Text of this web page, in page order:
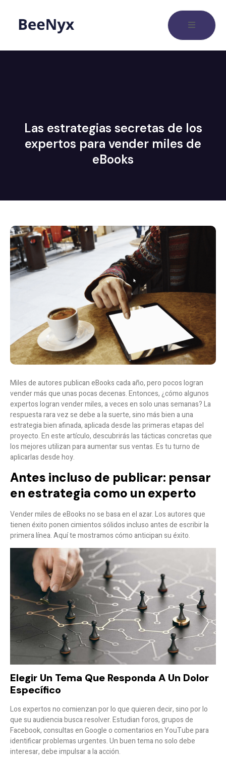
Las estrategias secretas de los
expertos para vender miles de
eBooks
Miles de autores publican eBooks cada año, pero pocos logran
vender más que unas pocas decenas. Entonces, ¿cómo algunos
expertos logran vender miles, a veces en solo unas semanas? La
respuesta rara vez se debe a la suerte, sino más bien a una
estrategia bien afinada, aplicada desde las primeras etapas del
proyecto. En este artículo, descubrirás las tácticas concretas que
los mejores utilizan para aumentar sus ventas. Es tu turno de
aplicarlas desde hoy.
Antes incluso de publicar: pensar
en estrategia como un experto
Vender miles de eBooks no se basa en el azar. Los autores que
tienen éxito ponen cimientos sólidos incluso antes de escribir la
primera línea. Aquí te mostramos cómo anticipan su éxito.
Elegir Un Tema Que Responda A Un Dolor
Específico
Los expertos no comienzan por lo que quieren decir, sino porlo
que su audiencia busca resolver. Estudian foros, grupos de
Facebook, consultas en Google o comentarios en YouTube para
identificar problemas urgentes. Un buen tema no solo debe
interesar, debeimpulsar a la acción.